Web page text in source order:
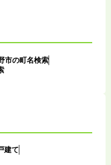
市の町名検索
建て